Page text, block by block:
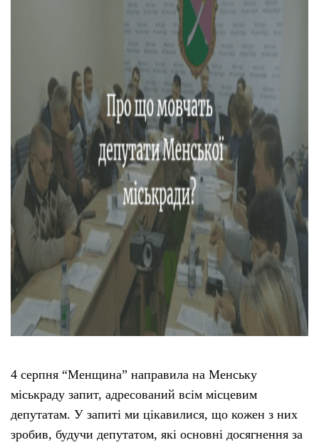
4 серпня “Менщина” направила на Менську
міськраду запит, адресований всім місцевим
депутатам. У запиті ми цікавилися, що кожен з них
зробив, будучи депутатом, які основні досягнення за